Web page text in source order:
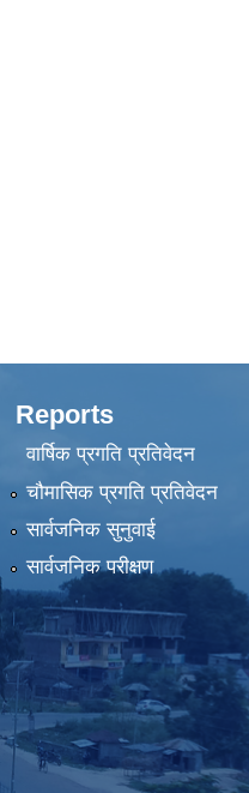
Reports
वार्षिक प्रगति प्रतिवेदन
चौमासिक प्रगति प्रतिवेदन
सार्वजनिक सुनुवाई
सार्वजनिक परीक्षण